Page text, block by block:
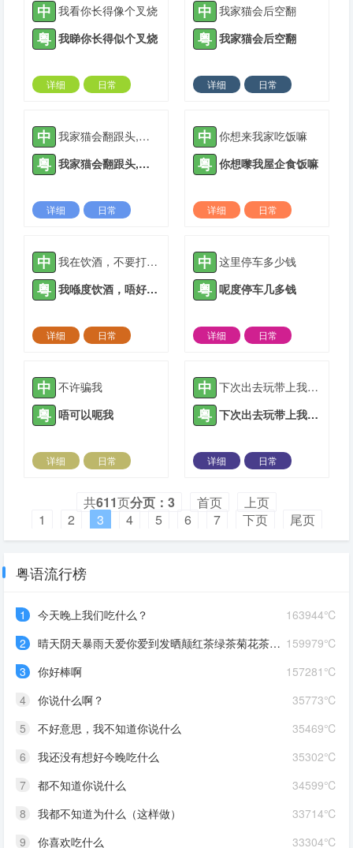
中 我看你长得像个叉烧
粤 我睇你长得似个叉烧
详细
日常
中 我家猫会后空翻
粤 我家猫会后空翻
详细
日常
中 我家猫会翻跟头,不信来看看
粤 我家猫会翻跟头,唔信嚟睇睇
详细
日常
中 你想来我家吃饭嘛
粤 你想嚟我屋企食饭嘛
详细
日常
中 我在饮酒，不要打扰我，衰仔
粤 我喺度饮酒，唔好打扰我，衰仔
详细
日常
中 这里停车多少钱
粤 呢度停车几多钱
详细
日常
中 不许骗我
粤 唔可以呃我
详细
日常
中 下次出去玩带上我好不好
粤 下次出去玩带上我好唔好
详细
日常
共611页分页：3 首页
上页
1
2 3 4 5 6 7 下页 尾页
粤语流行榜
163944℃
1
今天晚上我们吃什么？
159979℃
2
晴天阴天暴雨天爱你爱到发晒颠红茶绿茶菊花茶爱你爱到蒙查查
157281℃
3
你好棒啊
35773℃
4
你说什么啊？
35469℃
5
不好意思，我不知道你说什么
35302℃
6
我还没有想好今晚吃什么
34599℃
7
都不知道你说什么
33714℃
8
我都不知道为什么（这样做）
33304℃
9
你喜欢吃什么